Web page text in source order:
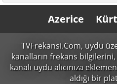
Azerice
TVFrekansi.Com,uydu
kanalların frekans
kanalı uydu alıcınıza
aldığı bir